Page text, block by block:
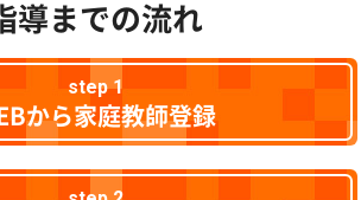
導までの流れ
step 1
から家庭教師登録